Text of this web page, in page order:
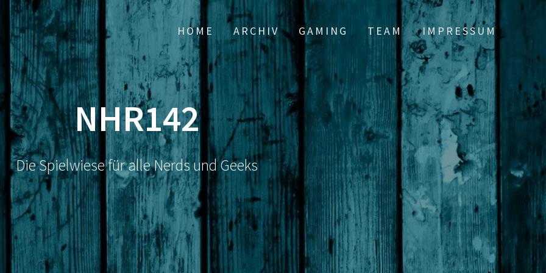
HOME ARCHIV GAMING TEAM IMPRESSUM
NHR142
Die Spielwiese für alle Nerds und Geeks